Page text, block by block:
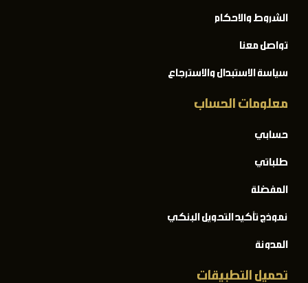
الشروط والاحكام
تواصل معنا
سياسة الاستبدال والاسترجاع
معلومات الحساب
حسابي
طلباتي
المفضلة
نموذج تأكيد التحويل البنكي
المدونة
تحميل التطبيقات